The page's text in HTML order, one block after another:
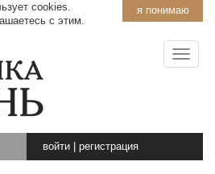
я понимаю
cookies.
с этим.
войти регистрация